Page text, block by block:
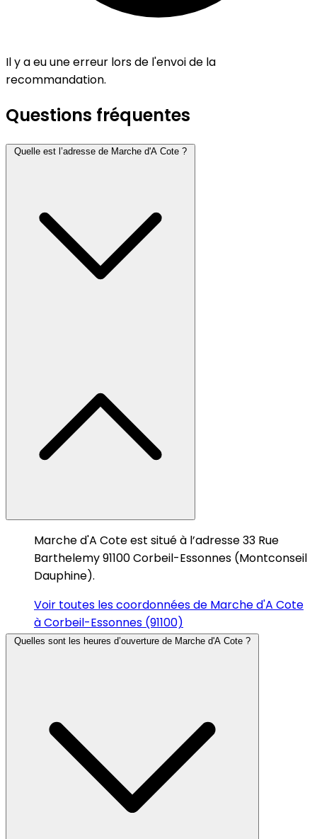
Il y a eu une erreur lors de l'envoi de la
recommandation.
Questions fréquentes
Quelle est l’adresse de Marche d'A Cote ?
Marche d'A Cote est situé à l’adresse 33 Rue
Barthelemy 91100 Corbeil-Essonnes (Montconseil
Dauphine).
Voir toutes les coordonnées de Marche d'A Cote
à Corbeil-Essonnes (91100)
Quelles sont les heures d’ouverture de Marche d'A Cote ?